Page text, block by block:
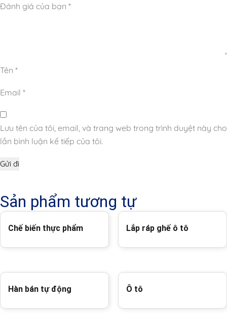
Đánh giá của bạn *
Tên *
Email *
Lưu tên của tôi, email, và trang web trong trình duyệt này cho
lần bình luận kế tiếp của tôi.
Sản phẩm tương tự
Chế biến thực phẩm Lắp ráp ghế ô tô
Hàn bán tự động Ô tô